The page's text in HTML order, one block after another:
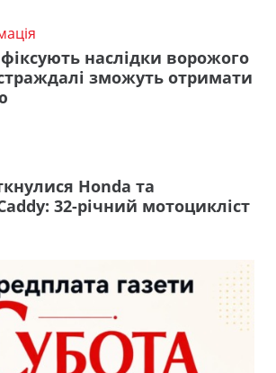
наслідки ворожого
зможуть отримати
Honda та
32-річний мотоцикліст